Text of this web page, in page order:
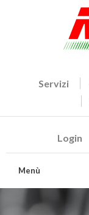
Servizi
Login
Menù